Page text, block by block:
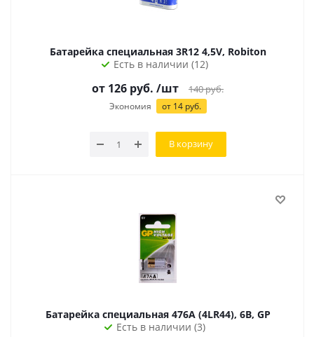
Батарейка специальная 3R12 4,5V, Robiton
Есть в наличии (12)
от 126 руб. /шт 140руб.
Экономия от 14руб.
В корзину
Батарейка специальная 476A (4LR44), 6В, GP
Есть в наличии (3)